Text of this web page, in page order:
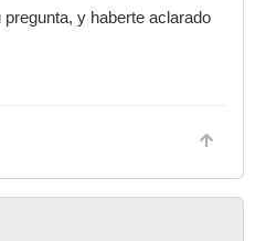
y haberte aclarado